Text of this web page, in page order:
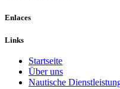
Enlaces
Links
Startseite
Über uns
Nautische